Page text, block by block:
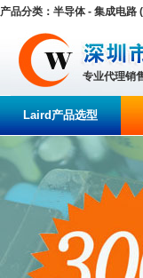
产品分类：半导体 - 集成电路
专业代理销
Laird产品选型